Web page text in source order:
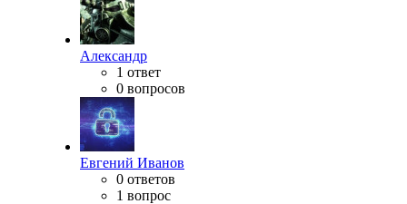
Александр
1 ответ
0 вопросов
Евгений Иванов
0 ответов
1 вопрос